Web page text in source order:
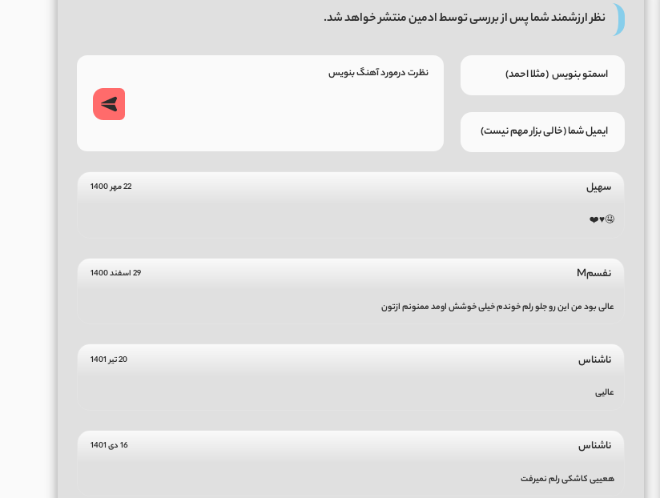
نظر ارزشمند شما پس از بررسی توسط ادمین منتشر خواهد شد.
سهیل 22 مهر 1400
🤤♥️❤️
نفسمM 29 اسفند 1400
عالی بود من این رو جلو رلم خوندم خیلی خوشش اومد ممنونم ازتون
ناشناس 20 تیر 1401
عالیی
ناشناس 16 دی 1401
هعییی کاشکی رلم نمیرفت